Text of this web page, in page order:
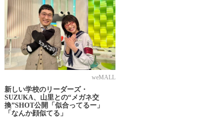
weMALL
新しい学校のリーダーズ・
SUZUKA、山里との“メガネ交
換”SHOT公開「似合ってるー」
「なんか顔似てる」